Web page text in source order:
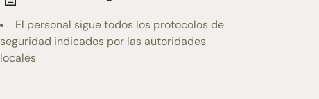
El personal sigue todos los protocolos de
seguridad indicados por las autoridades
locales